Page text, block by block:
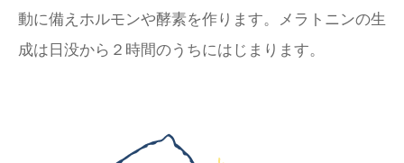
動に備えホルモンや酵素を作ります。メラトニンの生
成は日没から２時間のうちにはじまります。